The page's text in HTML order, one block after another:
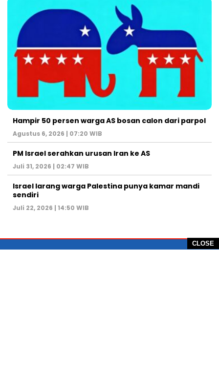
CLOSE
Hampir 50 persen warga AS bosan calon dari parpol
Agustus 6, 2026 | 07:20 WIB
PM Israel serahkan urusan Iran ke AS
Juli 31, 2026 | 02:47 WIB
Israel larang warga Palestina punya kamar mandi
sendiri
Juli 22, 2026 | 14:50 WIB